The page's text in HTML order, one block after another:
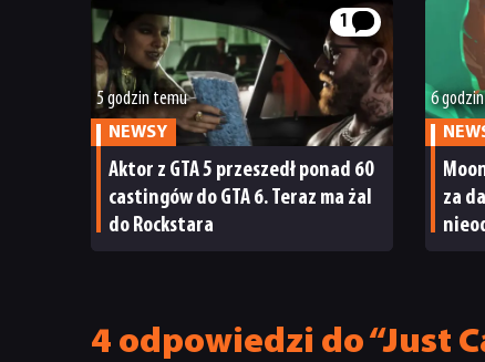
1
5 godzin temu
NEWSY
Aktor z GTA 5 przeszedł ponad 60
castingów do GTA 6. Teraz ma żal
do Rockstara
6
za
4 odpowiedzi do “Just